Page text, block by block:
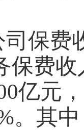
保费
保费收
亿元
。其